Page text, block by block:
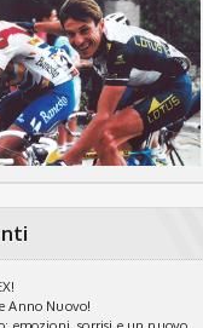
Anno Nuovo!